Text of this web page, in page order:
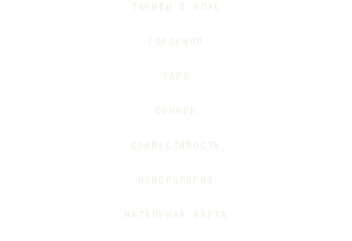
ТАРИФЫ И КЛУБ
ГОРОСКОП
ТАРО
СОННИК
СОВМЕСТИМОСТЬ
НУМЕРОЛОГИЯ
НАТАЛЬНАЯ КАРТА